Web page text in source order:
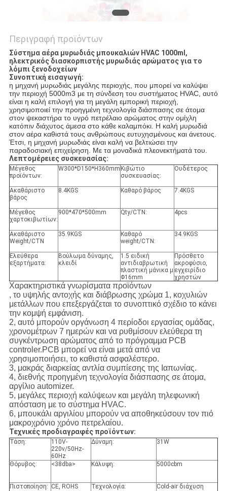
Περιγραφή προϊόντων
Σύστημα αέρα μυρωδιάς μπουκαλιών HVAC 1000ml,
ηλεκτρικός διασκορπιστής μυρωδιάς αρώματος για το
λόμπι ξενοδοχείων
Συνοπτική εισαγωγή:
η μηχανή μυρωδιάς μεγάλης περιοχής, που μπορεί να καλύψει
την περιοχή 5000m3 με τη σύνδεση του συστήματος HVAC, αυτό
είναι η καλή επιλογή για τη μεγάλη εμπορική περιοχή,
χρησιμοποιεί την προηγμένη τεχνολογία διάσπασης σε άτομα
στον ψεκαστήρα το υγρό πετρέλαιο αρώματος στην ομίχλη
κατόπιν διάχυτος άμεσα στο κάθε καλαμπόκι. Η καλή μυρωδιά
στον αέρα καθιστά τους ανθρώπους ευτυχησμένους και άνετους.
Έτσι, η μηχανή μυρωδιάς είναι καλή να βελτιώσει την
παραδοσιακή επιχείρηση. Με τα μοναδικά πλεονεκτήματά του.
Λεπτομέρειες συσκευασίας:
Μέγεθος
προϊόντων:
W300*D150*H360mm Κιβώτιο
συσκευασίας:
Ουδέτερος
Ακαθάριστο
βάρος
8.4KGS Καθαρό βάρος 7.4KGS
Μέγεθος
χαρτοκιβωτίων:
900*470*500mm Qty/CTN: 4pcs
Ακαθάριστο
Weight/CTN
35.9KGS
Καθαρό
weight/CTN:
34.9KGS
Ελεύθερα
εξαρτήματα:
Βούλωμα δύναμης,
κλειδί
1.5 ειδική
αντιδιαβρωτική
πλαστική μάνικα μ
Φ16mm
Πρόσθετο
ακροφύσιο,
εγχειρίδιο
χρηστών
Χαρακτηριστικά γνωρίσματα προϊόντων
, το υψηλής αντοχής και διάβρωσης χρώμα 1, κοχυλιών
μετάλλων που επεξεργάζεται το συνοπτικό σχέδιο το κάνει
την κομψή εμφάνιση.
2, αυτό μπορούν οργάνωση 4 περίοδοι εργασίας ομάδας,
χρονομέτρων 7 ημερών και να ρυθμίσουν ελεύθερα τη
συγκέντρωση αρώματος από το πρόγραμμα PCB
controler.PCB μπορεί να είναι μετά από να
χρησιμοποιήσει, το καθιστά ασφαλέστερο.
3, μακράς διαρκείας αντλία συμπίεσης της Ιαπωνίας.
4, διεθνής προηγμένη τεχνολογία διάσπασης σε άτομα,
αργίλιο automizer.
5, μεγάλες περιοχή καλύψεων και μεγάλη τηλεφωνική
απόσταση με το σύστημα HVAC.
6, μπουκάλι αργιλίου μπορούν να αποθηκεύσουν τον πιό
μακροχρόνιο χρόνο πετρελαίου.
Τεχνικές προδιαγραφές προϊόντων:
Τάση:
110V-
220v/50Hz-
60Hz
Δύναμη: 31W
Θόρυβος: <38dba> Κάλυψη: 5000cbm
Πιστοποίηση: CE, ROHS Τεχνολογία: Cold-air διάχυση